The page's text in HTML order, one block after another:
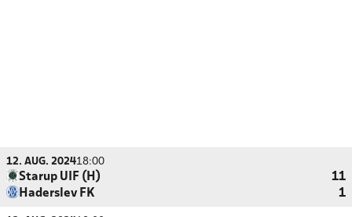
12. AUG. 202418:00
Starup UIF (H)
11
Haderslev FK
1